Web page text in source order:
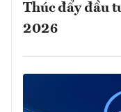
Thúc đẩy đầu
2026